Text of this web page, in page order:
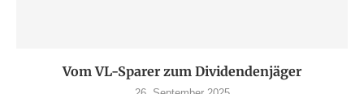
Vom VL-Sparer zum Dividendenjäger